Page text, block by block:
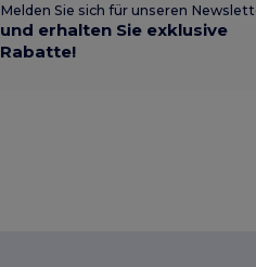
Melden Sie sich für unseren
und erhalten Sie exklusive
Rabatte!